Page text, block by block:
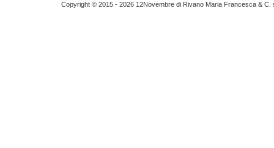
Copyright © 2015 - 2026 12Novembre di Rivano Maria Francesca &